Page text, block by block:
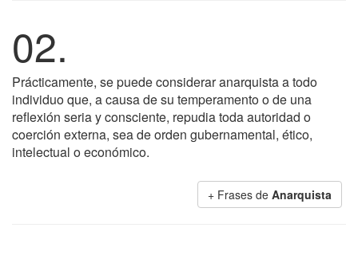
02.
Prácticamente, se puede considerar anarquista a todo
individuo que, a causa de su temperamento o de una
reflexión seria y consciente, repudia toda autoridad o
coerción externa, sea de orden gubernamental, ético,
intelectual o económico.
+ Frases de Anarquista